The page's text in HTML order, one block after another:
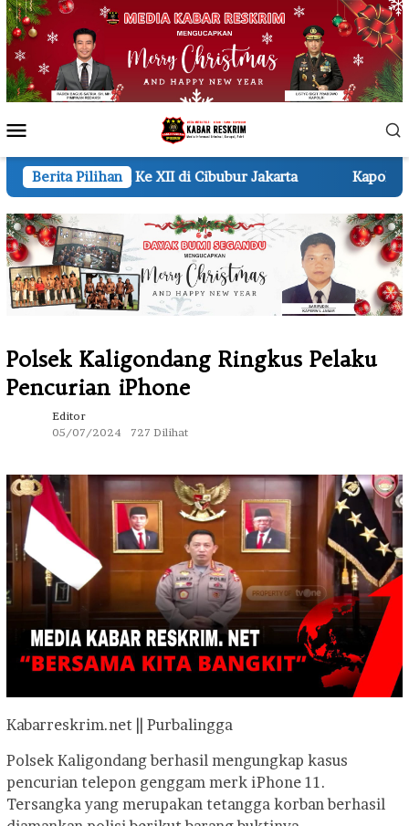
Loncat
ke
konten
Mobile
Berita Pilihan
XII di Cibubur Jakarta Kapolri Dianugerahi Sebagai
Polsek Kaligondang Ringkus Pelaku
Pencurian iPhone
Editor
05/07/2024
727 Dilihat
Kabarreskrim.net || Purbalingga
Polsek Kaligondang berhasil mengungkap kasus
pencurian telepon genggam merk iPhone 11.
Tersangka yang merupakan tetangga korban berhasil